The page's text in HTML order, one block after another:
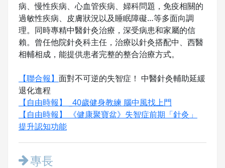
病、慢性疾病、心血管疾病、婦科問題，免疫相關的
過敏性疾病、皮膚狀況以及睡眠障礙…等多面向調
理。同時專精中醫針灸治療，深受病患和家屬的信
賴。曾任他院針灸科主任，治療以針灸搭配中、西醫
相輔相成，能提供患者完整的整合治療方式。
【聯合報】 面對不可逆的失智症！ 中醫針灸輔助延緩
退化進程
【自由時報】 _40歲健身教練 腦中風找上門
【自由時報】 《健康聚寶盆》失智症前期「針灸」
提升認知功能
專長